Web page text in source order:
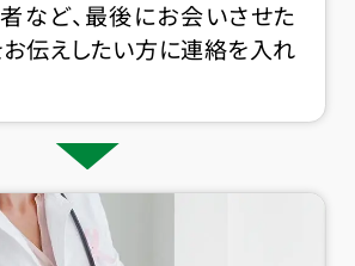
など、最後にお会いさせた
お伝えしたい方に連絡を入れ